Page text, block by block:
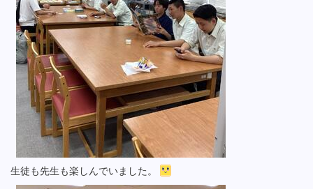
生徒も先生も楽しんでいました。